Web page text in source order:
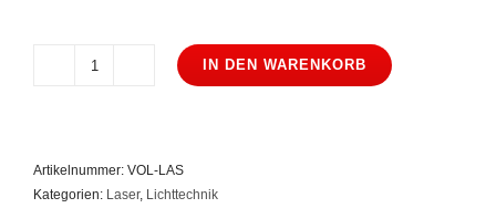
Volkslaser
Showlaser
Menge
IN DEN WARENKORB
Artikelnummer: VOL-LAS
Kategorien: Laser, Lichttechnik